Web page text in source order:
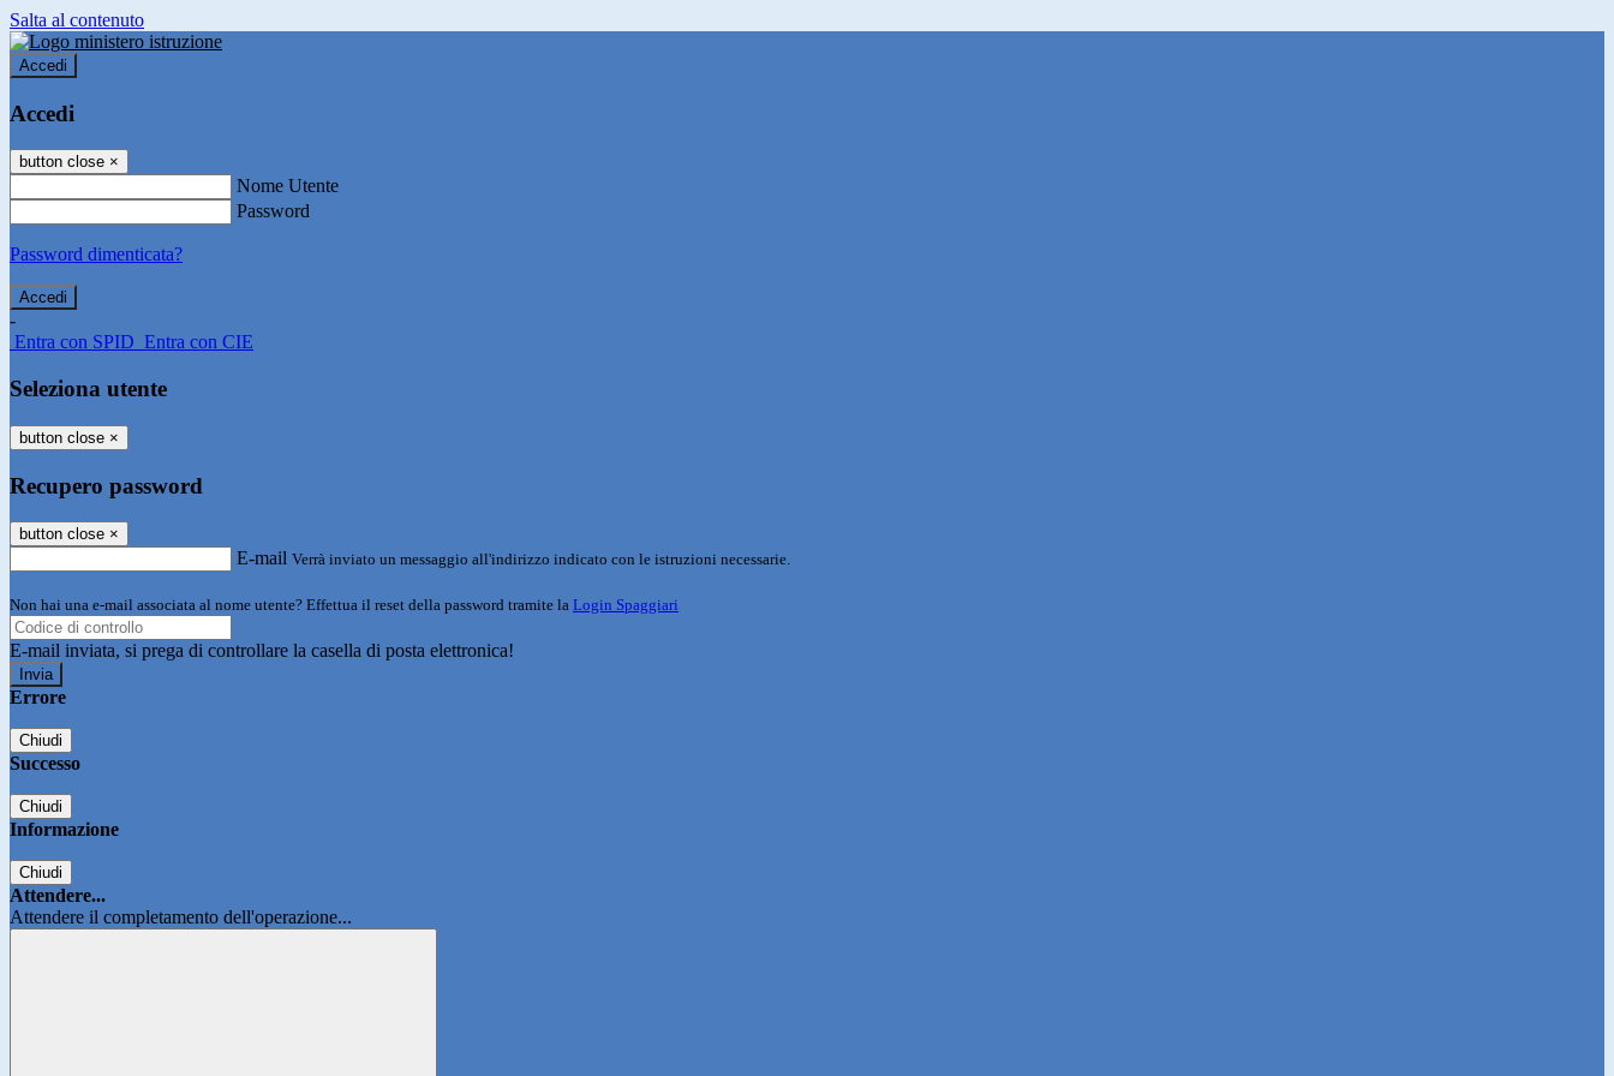
Salta al contenuto
Accedi
Accedi
button close ×
Nome Utente
Password
Password dimenticata?
-
Entra con SPID Entra con CIE
Seleziona utente
button close ×
Recupero password
button close ×
E-mail Verrà inviato un messaggio all'indirizzo indicato con le istruzioni necessarie.
Non hai una e-mail associata al nome utente? Effettua il reset della password tramite la Login Spaggiari
E-mail inviata, si prega di controllare la casella di posta elettronica!
Errore
Chiudi
Successo
Chiudi
Informazione
Chiudi
Attendere...
Attendere il completamento dell'operazione...